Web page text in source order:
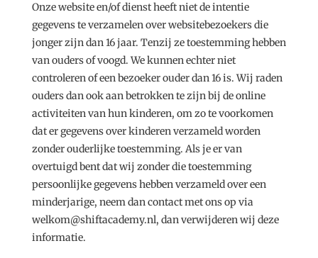
Onze website en/of dienst heeft niet de intentie
gegevens te verzamelen over websitebezoekers die
jonger zijn dan 16 jaar. Tenzij ze toestemming hebben
van ouders of voogd. We kunnen echter niet
controleren of een bezoeker ouder dan 16 is. Wij raden
ouders dan ook aan betrokken te zijn bij de online
activiteiten van hun kinderen, om zo te voorkomen
dat er gegevens over kinderen verzameld worden
zonder ouderlijke toestemming. Als je er van
overtuigd bent dat wij zonder die toestemming
persoonlijke gegevens hebben verzameld over een
minderjarige, neem dan contact met ons op via
welkom@shiftacademy.nl, dan verwijderen wij deze
informatie.